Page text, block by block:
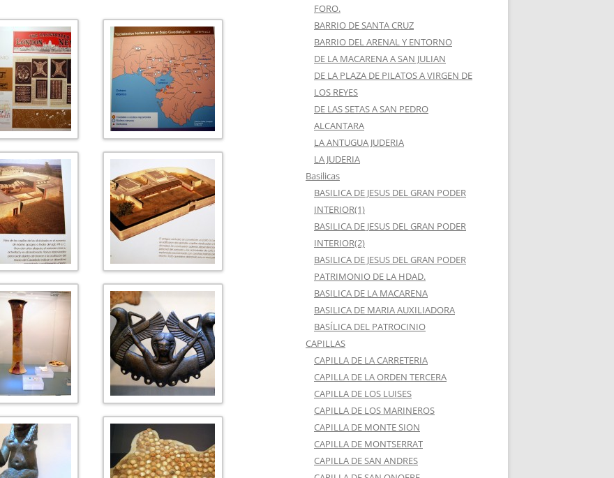
FORO.
BARRIO DE SANTA CRUZ
BARRIO DEL ARENAL Y ENTORNO
DE LA MACARENA A SAN JULIAN
DE LA PLAZA DE PILATOS A VIRGEN DE
LOS REYES
DE LAS SETAS A SAN PEDRO
ALCANTARA
LA ANTUGUA JUDERIA
LA JUDERIA
Basilicas
BASILICA DE JESUS DEL GRAN PODER
INTERIOR(1)
BASILICA DE JESUS DEL GRAN PODER
INTERIOR(2)
BASILICA DE JESUS DEL GRAN PODER
PATRIMONIO DE LA HDAD.
BASILICA DE LA MACARENA
BASILICA DE MARIA AUXILIADORA
BASÍLICA DEL PATROCINIO
CAPILLAS
CAPILLA DE LA CARRETERIA
CAPILLA DE LA ORDEN TERCERA
CAPILLA DE LOS LUISES
CAPILLA DE LOS MARINEROS
CAPILLA DE MONTE SION
CAPILLA DE MONTSERRAT
CAPILLA DE SAN ANDRES